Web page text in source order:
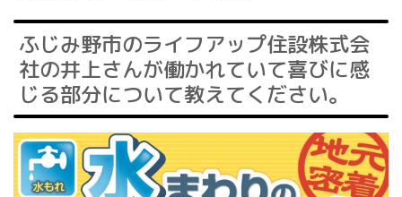
ふじみ野市のライフアップ住設株式会
社の井上さんが働かれていて喜びに感
じる部分について教えてください。